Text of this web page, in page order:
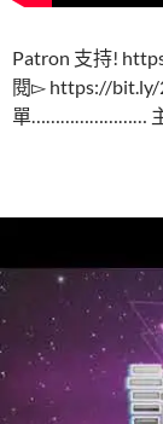
Patron 支持!
閱▻ https://
單…………………… 主